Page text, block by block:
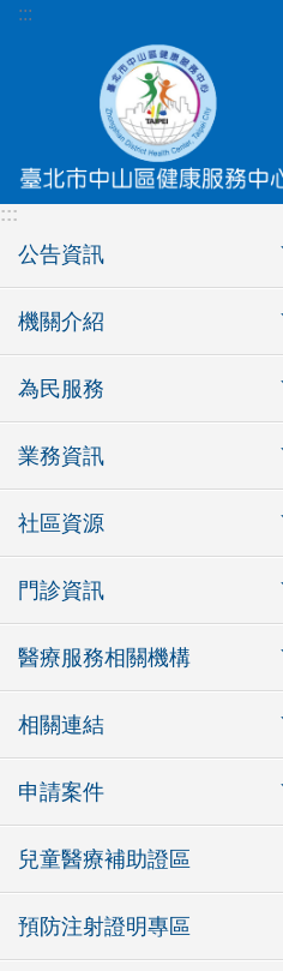
跳到主要內容區塊
:::
:::
公告資訊
機關介紹
為民服務
業務資訊
社區資源
門診資訊
醫療服務相關機構
相關連結
申請案件
兒童醫療補助證區
預防注射證明專區